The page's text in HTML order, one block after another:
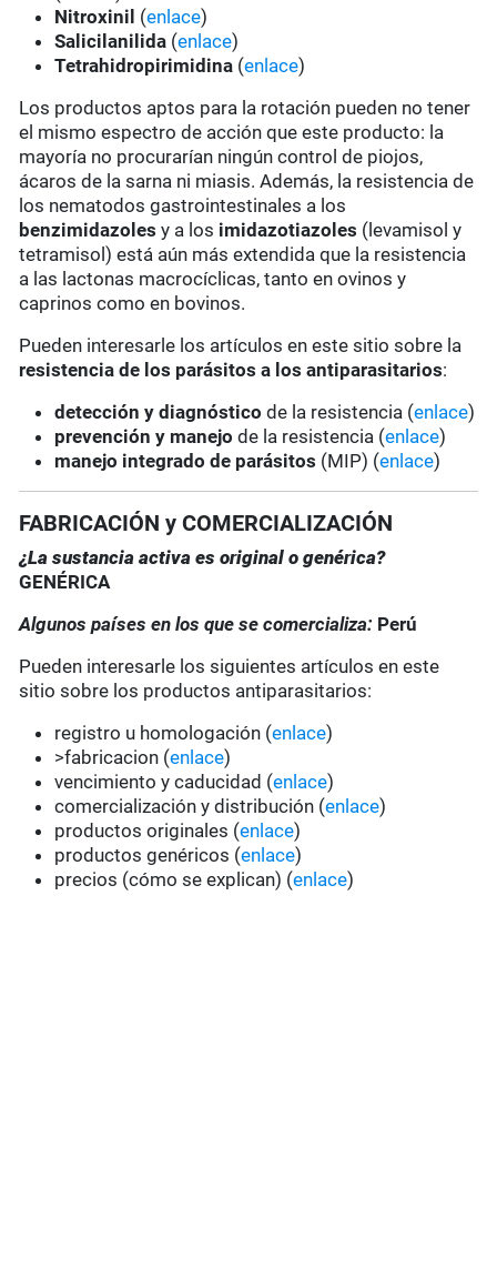
Nitroxinil (enlace)
Salicilanilida (enlace)
Tetrahidropirimidina (enlace)
Los productos aptos para la rotación pueden no tener
el mismo espectro de acción que este producto: la
mayoría no procurarían ningún control de piojos,
ácaros de la sarna ni miasis. Además, la resistencia de
los nematodos gastrointestinales a los
benzimidazoles y a los imidazotiazoles (levamisol y
tetramisol) está aún más extendida que la resistencia
a las lactonas macrocíclicas, tanto en ovinos y
caprinos como en bovinos.
Pueden interesarle los artículos en este sitio sobre la
resistencia de los parásitos a los antiparasitarios:
detección y diagnóstico de la resistencia (enlace)
prevención y manejo de la resistencia (enlace)
manejo integrado de parásitos (MIP) (enlace)
FABRICACIÓN y COMERCIALIZACIÓN
¿La sustancia activa es original o genérica?
GENÉRICA
Algunos países en los que se comercializa: Perú
Pueden interesarle los siguientes artículos en este
sitio sobre los productos antiparasitarios:
registro u homologación (enlace)
>fabricacion (enlace)
vencimiento y caducidad (enlace)
comercialización y distribución (enlace)
productos originales (enlace)
productos genéricos (enlace)
precios (cómo se explican) (enlace)